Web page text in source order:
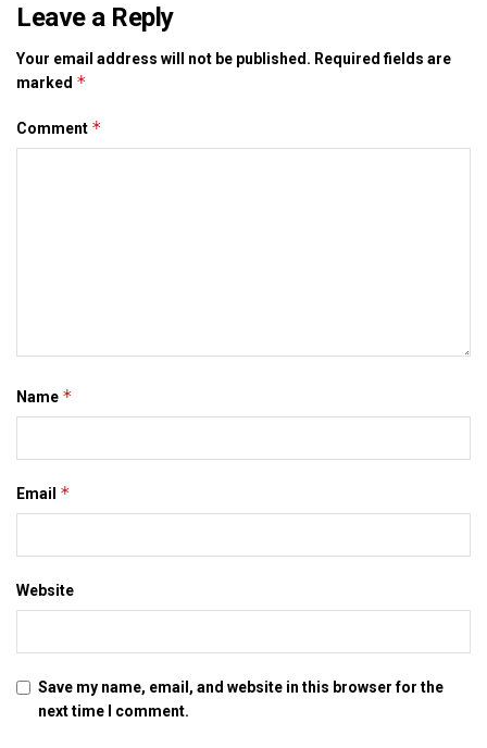
bihar news darbhanga latest bihar news
maithili newspaper
Leave a Reply
Your email address will not be published. Required fields are
marked *
Comment *
Name *
Email *
Website
Save my name, email, and website in this browser for the
next time I comment.